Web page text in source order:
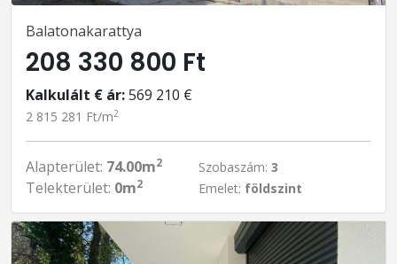
Balatonakarattya
208 330 800 Ft
Kalkulált € ár:569 210 €
2 815 281 Ft/m2
Alapterület: 74.00m2
Telekterület: 0m2
Szobaszám: 3
Emelet: földszint